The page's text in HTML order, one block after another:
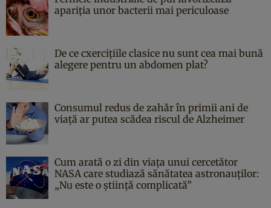
apariția unor bacterii mai periculoase
De ce cxercițiile clasice nu sunt cea mai bună
alegere pentru un abdomen plat?
Consumul redus de zahăr în primii ani de
viață ar putea scădea riscul de Alzheimer
Cum arată o zi din viața unui cercetător
NASA care studiază sănătatea astronauților:
„Nu este o știință complicată”